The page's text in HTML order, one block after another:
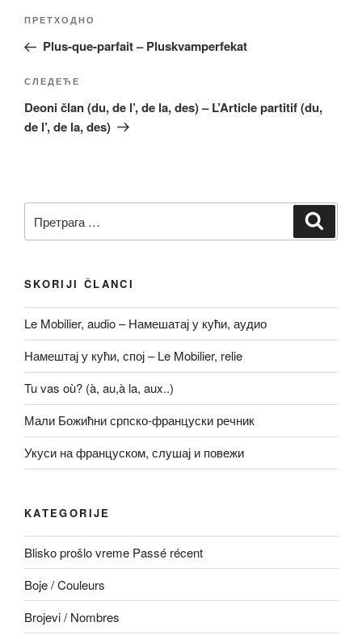
Кретање
Претходни
чланак
ПРЕТХОДНО
Plus-que-parfait – Pluskvamperfekat
Следећи
чланак
СЛЕДЕЋЕ
Deoni član (du, de l’, de la, des) – L’Article partitif (du,
de l’, de la, des)
за:
SKORIJI ČLANCI
Le Mobilier, audio – Намешатај у кући, аудио
Намештај у кући, спој – Le Mobilier, relie
Tu vas où? (à, au,à la, aux..)
Мали Божићни српско-француски речник
Укуси на француском, слушај и повежи
KATEGORIJE
Blisko prošlo vreme Passé récent
Boje / Couleurs
Brojevi / Nombres